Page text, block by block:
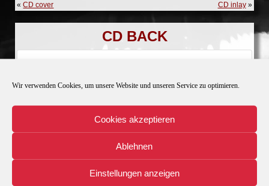
Wir verwenden Cookies, um unsere Website und unseren Service zu optimieren.
Cookies akzeptieren
Ablehnen
Einstellungen anzeigen
«CD cover CD inlay»
CD BACK
Download
Datei-Anzahl 1